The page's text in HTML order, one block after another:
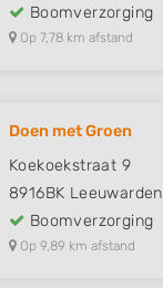
Boomverzorging
Op 7,78 km afstand
Doen met Groen
Koekoekstraat 9
8916BK Leeuwarden
Boomverzorging
Op 9,89 km afstand